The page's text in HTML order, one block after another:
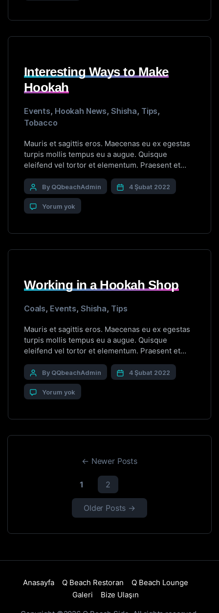
Interesting Ways to Make
Hookah
Events, Hookah News,Shisha, Tips,
Tobacco
Mauris et sagittis eros. Maecenas eu ex egestas
turpis mollis tempus eu a augue. Quisque
eleifend vel tortor et elementum. Praesent et
maximus eros non quam convallis consectetur.
Proin sed dignissim dolor. Aliquam interdum,
tortor a viverra convallis, mi nisl congue lacus,
By QQbeachAdmin 4 Şubat 2022
Yorum yok
Working in a Hookah Shop
Coals, Events,Shisha, Tips
Mauris et sagittis eros. Maecenas eu ex egestas
turpis mollis tempus eu a augue. Quisque
eleifend vel tortor et elementum. Praesent et
maximus eros non quam convallis consectetur.
Proin sed dignissim dolor. Aliquam interdum,
tortor a viverra convallis, mi nisl congue lacus,
By QQbeachAdmin 4 Şubat 2022
Yorum yok
← Newer Posts
1 2
Older Posts →
Anasayfa Q Beach Restoran
Q Beach Lounge
Galeri
Bize Ulaşın